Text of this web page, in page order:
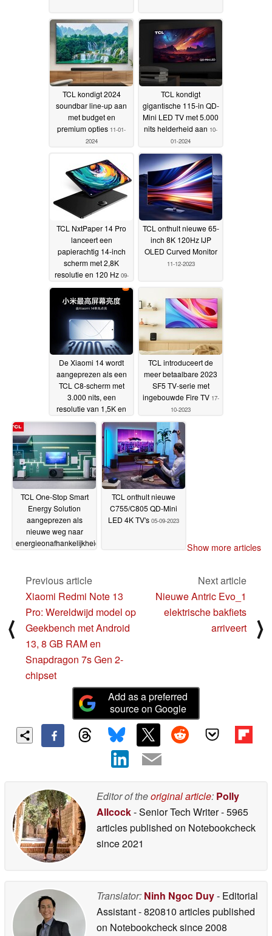
TCL kondigt 2024
soundbar line-up aan
met budget en
premium opties 11-01-
2024
TCL kondigt
gigantische 115-in QD-
Mini LED TV met 5.000
nits helderheid aan 10-
01-2024
TCL NxtPaper 14 Pro
lanceert een
papierachtig 14-inch
scherm met 2,8K
resolutie en 120 Hz 09-
01-2024
TCL onthult nieuwe 65-
inch 8K 120Hz IJP
OLED Curved Monitor
11-12-2023
De Xiaomi 14 wordt
aangeprezen als een
TCL C8-scherm met
3.000 nits, een
resolutie van 1,5K en
een variabele
vernieuwingsfrequentie
van 1-120 Hz
26-10-2023
TCL introduceert de
meer betaalbare 2023
SF5 TV-serie met
ingebouwde Fire TV 17-
10-2023
TCL One-Stop Smart
Energy Solution
aangeprezen als
nieuwe weg naar
energieonafhankelijkheid
TCL onthult nieuwe
C755/C805 QD-Mini
LED 4K TV's 05-09-2023
Show more articles
⟨
Previous article
Xiaomi Redmi Note 13
Pro: Wereldwijd model op
Geekbench met Android
13, 8 GB RAM en
Snapdragon 7s Gen 2-
chipset
Next article
Nieuwe Antric Evo_1
elektrische bakfiets
arriveert
⟩
Add as a preferred
source on Google
Editor of theoriginal article: Polly
Allcock- Senior Tech Writer- 5965
articles published on Notebookcheck
since 2021
Translator: Ninh Ngoc Duy- Editorial
Assistant- 820810 articles published
on Notebookchecksince 2008